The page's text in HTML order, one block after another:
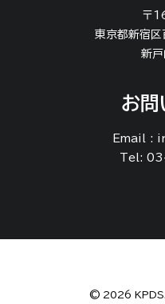
〒
東京都新宿
新
お問
Email :
Tel:
© 2026